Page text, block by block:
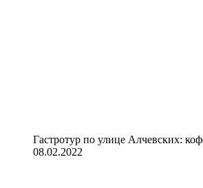
Гастротур по улице Алчевских:
08.02.2022